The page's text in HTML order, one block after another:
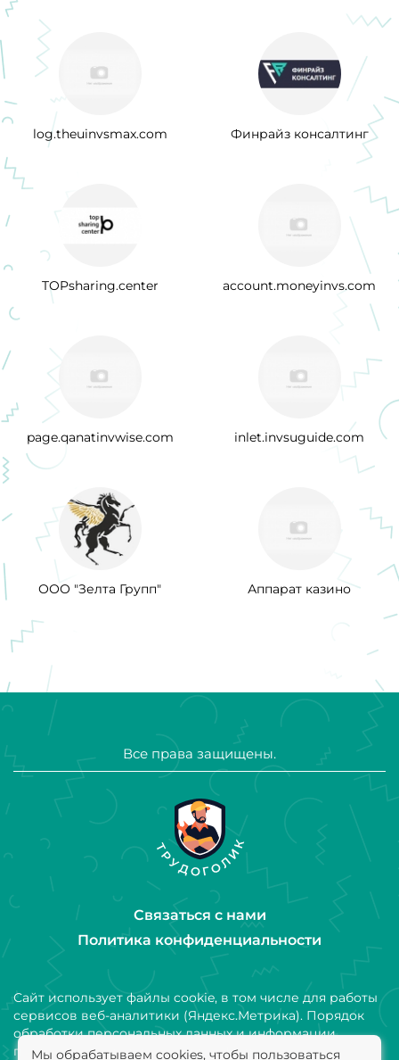
log.theuinvsmax.com Финрайз консалтинг
TOPsharing.center account.moneyinvs.com
page.qanatinvwise.com inlet.invsuguide.com
ООО "Зелта Групп" Аппарат казино
Все права защищены.
Связаться с нами
Политика конфиденциальности
Сайт использует файлы cookie, в том числе для работы
сервисов веб-аналитики (Яндекс.Метрика). Порядок
обработки персональных данных и информации,
получаемой с использованием файлов cookie,
Мы обрабатываем cookies, чтобы пользоваться